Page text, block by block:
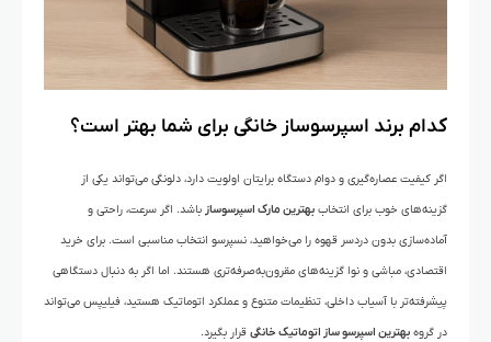
کدام برند اسپرسوساز خانگی برای شما بهتر است؟
اگر کیفیت عصاره‌گیری و دوام دستگاه برایتان اولویت دارد، دلونگی می‌تواند یکی از
گزینه‌های خوب برای انتخاب بهترین مارک اسپرسوساز باشد. اگر سرعت، راحتی و
آماده‌سازی بدون دردسر قهوه را می‌خواهید، نسپرسو انتخاب مناسبی است. برای خرید
اقتصادی، مباشی و نوا گزینه‌های مقرون‌به‌صرفه‌تری هستند. اما اگر به دنبال دستگاهی
پیشرفته‌تر با آسیاب داخلی، تنظیمات متنوع و عملکرد اتوماتیک هستید، فیلیپس می‌تواند
در گروه بهترین اسپرسو ساز اتوماتیک خانگی قرار بگیرد.